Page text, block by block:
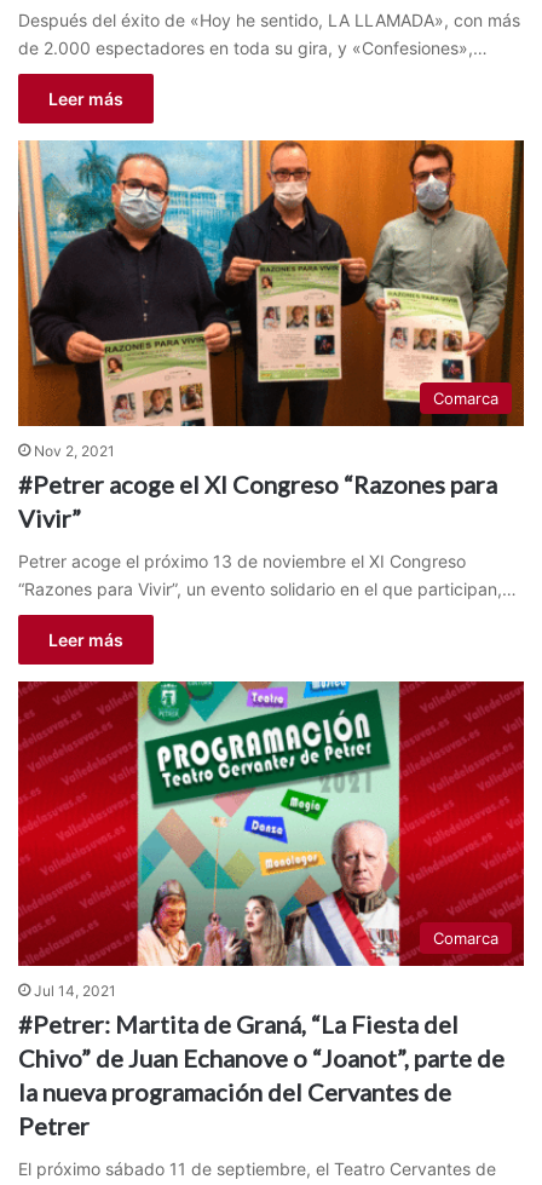
Después del éxito de «Hoy he sentido, LA LLAMADA», con más
de 2.000 espectadores en toda su gira, y «Confesiones»,…
Leer más
Comarca
Nov 2, 2021
#Petrer acoge el XI Congreso “Razones para
Vivir”
Petrer acoge el próximo 13 de noviembre el XI Congreso
“Razones para Vivir”, un evento solidario en el que participan,…
Leer más
Comarca
Jul 14, 2021
#Petrer: Martita de Graná, “La Fiesta del
Chivo” de Juan Echanove o “Joanot”, parte de
la nueva programación del Cervantes de
Petrer
El próximo sábado 11 de septiembre, el Teatro Cervantes de